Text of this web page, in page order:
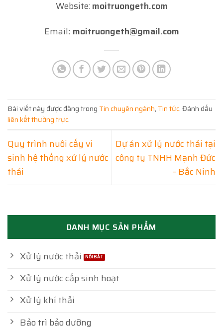
Website: moitruongeth.com
Email: moitruongeth@gmail.com
Bài viết này được đăng trong Tin chuyên ngành, Tin tức. Đánh dấu
liên kết thường trực.
Quy trình nuôi cấy vi
sinh hệ thống xử lý nước
thải
Dự án xử lý nước thải tại
công ty TNHH Mạnh Đức
– Bắc Ninh
DANH MỤC SẢN PHẨM
Xử lý nước thải
Xử lý nước cấp sinh hoạt
Xử lý khí thải
Bảo trì bảo dưỡng